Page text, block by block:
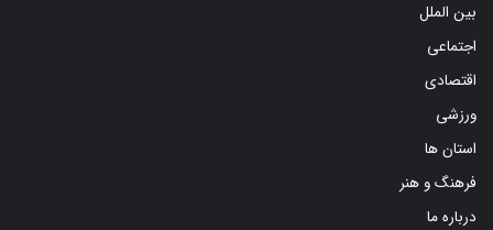
بین الملل
اجتماعی
اقتصادی
ورزشی
استان ها
فرهنگ و هنر
درباره ما